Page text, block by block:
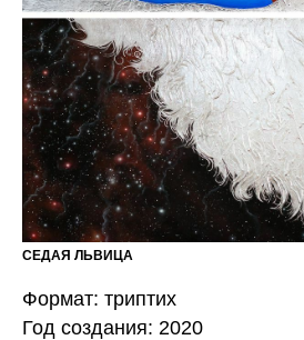
СЕДАЯ ЛЬВИЦА
Формат: триптих
Год создания: 2020